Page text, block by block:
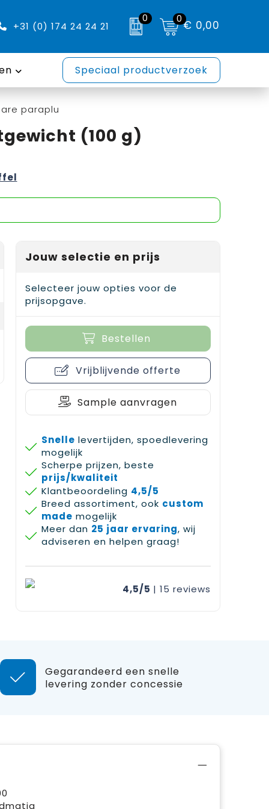
+31 (0) 174 24 24 21
0 0€ 0,00
Speciaal productverzoek
paraplu
(100 g)
Jouw selectie en prijs
Selecteer jouw opties voor de
prijsopgave.
Bestellen
Vrijblijvende offerte
Sample aanvragen
Snelle levertijden, spoedlevering
mogelijk
Scherpe prijzen, beste
prijs/kwaliteit
Klantbeoordeling 4,5/5
Breed assortiment, ook custom
made mogelijk
Meer dan 25 jaar ervaring, wij
adviseren en helpen graag!
4,5/5 | 15 reviews
Gegarandeerd een snelle
levering zonder concessie